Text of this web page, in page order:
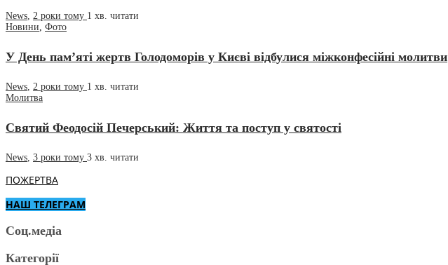
News 2 роки тому 1 хв. читати
Новини Фото
У День пам’яті жертв Голодоморів у Києві відбулися міжконфесійні молитви
News 2 роки тому 1 хв. читати
Молитва
Святий Феодосій Печерський: Життя та поступ у святості
News 3 роки тому 3 хв. читати
ПОЖЕРТВА
НАШ ТЕЛЕГРАМ
Соц.медіа
Категорії